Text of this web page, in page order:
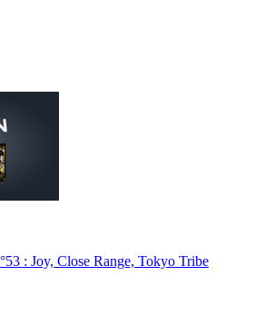
: Joy, Close Range, Tokyo Tribe